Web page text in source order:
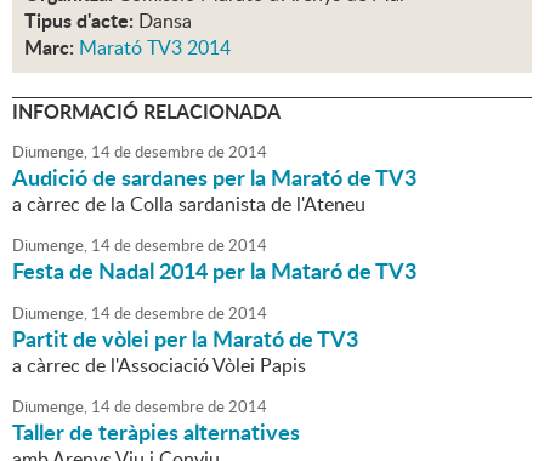
Tipus d'acte: Dansa
Marc: Marató TV3 2014
INFORMACIÓ RELACIONADA
Diumenge, 14dedesembrede2014
Audició de sardanes per la Marató de TV3
a càrrec de la Colla sardanista de l'Ateneu
Diumenge, 14dedesembrede2014
Festa de Nadal 2014 per la Mataró de TV3
Diumenge, 14dedesembrede2014
Partit de vòlei per la Marató de TV3
a càrrec de l'Associació Vòlei Papis
Diumenge, 14dedesembrede2014
Taller de teràpies alternatives